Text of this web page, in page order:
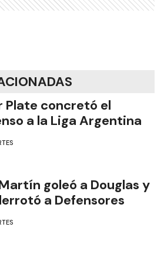
Plate concretó el
a la Liga Argentina
goleó a Douglas y
a Defensores